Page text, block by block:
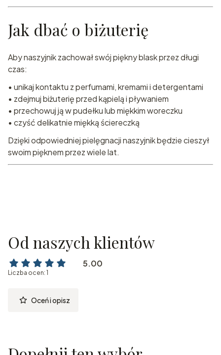
Jak dbać o biżuterię
Aby naszyjnik zachował swój piękny blask przez długi
czas:
• unikaj kontaktu z perfumami, kremami i detergentami
• zdejmuj biżuterię przed kąpielą i pływaniem
• przechowuj ją w pudełku lub miękkim woreczku
• czyść delikatnie miękką ściereczką
Dzięki odpowiedniej pielęgnacji naszyjnik będzie cieszył
swoim pięknem przez wiele lat.
Od naszych klientów
5.00
Liczba ocen: 1
Oceń i opisz